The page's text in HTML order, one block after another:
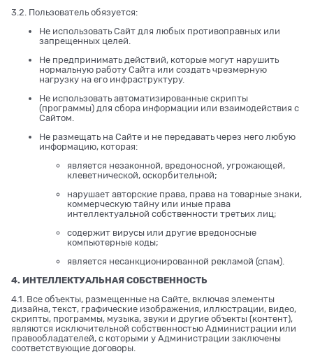
3.2. Пользователь обязуется:
Не использовать Сайт для любых противоправных или
запрещенных целей.
Не предпринимать действий, которые могут нарушить
нормальную работу Сайта или создать чрезмерную
нагрузку на его инфраструктуру.
Не использовать автоматизированные скрипты
(программы) для сбора информации или взаимодействия с
Сайтом.
Не размещать на Сайте и не передавать через него любую
информацию, которая:
является незаконной, вредоносной, угрожающей,
клеветнической, оскорбительной;
нарушает авторские права, права на товарные знаки,
коммерческую тайну или иные права
интеллектуальной собственности третьих лиц;
содержит вирусы или другие вредоносные
компьютерные коды;
является несанкционированной рекламой (спам).
4. ИНТЕЛЛЕКТУАЛЬНАЯ СОБСТВЕННОСТЬ
4.1. Все объекты, размещенные на Сайте, включая элементы
дизайна, текст, графические изображения, иллюстрации, видео,
скрипты, программы, музыка, звуки и другие объекты (контент),
являются исключительной собственностью Администрации или
правообладателей, с которыми у Администрации заключены
соответствующие договоры.